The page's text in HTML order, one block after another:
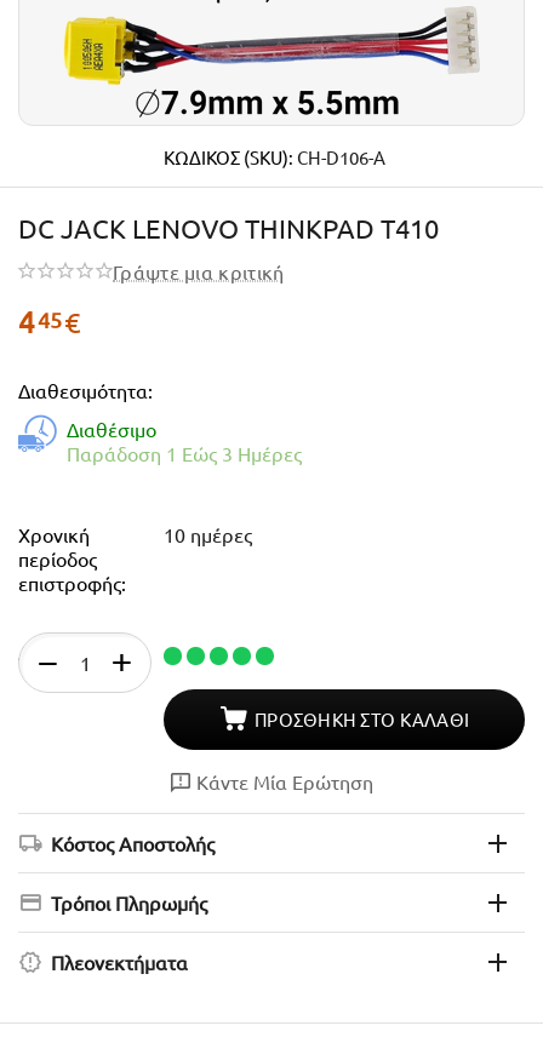
ΚΩΔΙΚΟΣ (SKU): CH-D106-A
DC JACK LENOVO THINKPAD T410
Γράψτε μια κριτική
445€
Διαθεσιμότητα:
Διαθέσιμο
Παράδοση 1 Εώς 3 Ημέρες
Χρονική
περίοδος
επιστροφής:
10 ημέρες
+
−
Απόθεμα
ΠΡΟΣΘΉΚΗ ΣΤΟ ΚΑΛΆΘΙ
Κάντε Μία Ερώτηση
Κόστος Αποστολής
Τρόποι Πληρωμής
Πλεονεκτήματα